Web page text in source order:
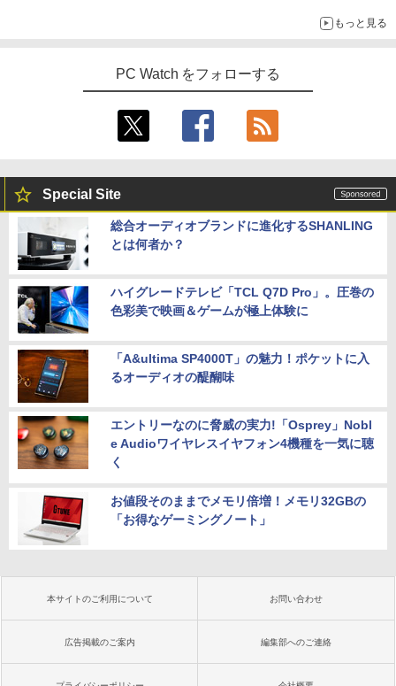
もっと見る
PC Watch をフォローする
Special Site
総合オーディオブランドに進化するSHANLING
とは何者か？
ハイグレードテレビ「TCL Q7D Pro」。圧巻の
色彩美で映画＆ゲームが極上体験に
「A&ultima SP4000T」の魅力！ポケットに入
るオーディオの醍醐味
エントリーなのに脅威の実力!「Osprey」Nobl
e Audioワイヤレスイヤフォン4機種を一気に聴
く
お値段そのままでメモリ倍増！メモリ32GBの
「お得なゲーミングノート」
本サイトのご利用について お問い合わせ
広告掲載のご案内 編集部へのご連絡